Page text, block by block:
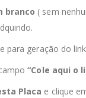
branco ( sem
para geração do
“Cole aqui o
Placa e clique